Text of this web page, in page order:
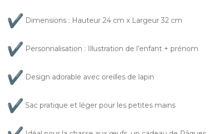
Dimensions : Hauteur 24 cm x Largeur 32 cm
Personnalisation : Illustration de l’enfant + prénom
Design adorable avec oreilles de lapin
Sac pratique et léger pour les petites mains